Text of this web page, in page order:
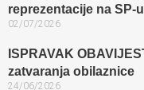
reprezentacije na SP-
02/07/2026
ISPRAVAK
zatvaranja obilaznice​
24/06/2026